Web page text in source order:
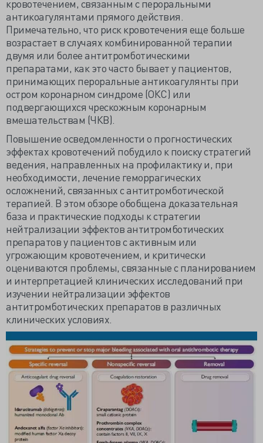
кровотечением, связанным с пероральными
антикоагулянтами прямого действия.
Примечательно, что риск кровотечения еще больше
возрастает в случаях комбинированной терапии
двумя или более антитромботическими
препаратами, как это часто бывает у пациентов,
принимающих пероральные антикоагулянты при
остром коронарном синдроме (ОКС) или
подвергающихся чрескожным коронарным
вмешательствам (ЧКВ).
Повышение осведомленности о прогностических
эффектах кровотечений побудило к поиску стратегий
ведения, направленных на профилактику и, при
необходимости, лечение геморрагических
осложнений, связанных с антитромботической
терапией. В этом обзоре обобщена доказательная
база и практические подходы к стратегии
нейтрализации эффектов антитромботических
препаратов у пациентов с активным или
угрожающим кровотечением, и критически
оцениваются проблемы, связанные с планированием
и интерпретацией клинических исследований при
изучении нейтрализации эффектов
антитромботических препаратов в различных
клинических условиях.